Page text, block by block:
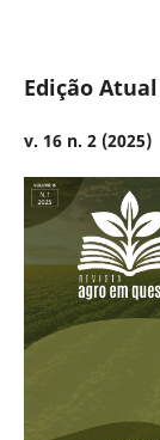
Edição Atual
v. 16 n. 2 (2025)